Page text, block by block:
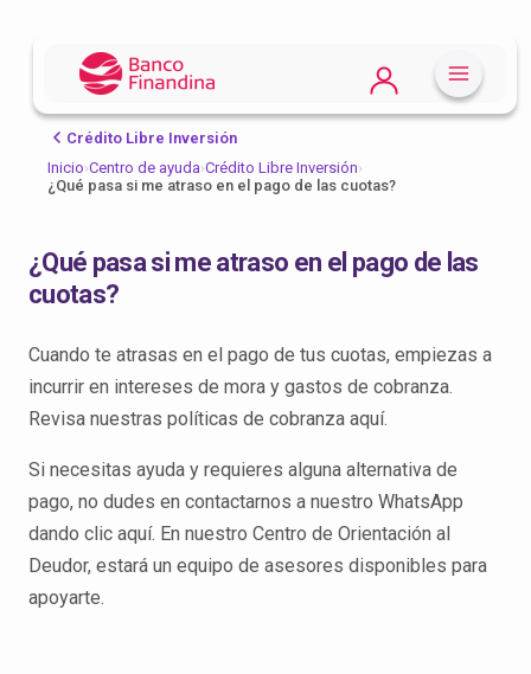
Crédito Libre Inversión
Inicio›Centro de ayuda›Crédito Libre Inversión›
¿Qué pasa si me atraso en el pago de las cuotas?
¿Qué pasa si me atraso en el pago de las
cuotas?
Cuando te atrasas en el pago de tus cuotas, empiezas a
incurrir en intereses de mora y gastos de cobranza.
Revisa nuestras políticas de cobranza aquí.
Si necesitas ayuda y requieres alguna alternativa de
pago, no dudes en contactarnos a nuestro WhatsApp
dando clic aquí. En nuestro Centro de Orientación al
Deudor, estará un equipo de asesores disponibles para
apoyarte.